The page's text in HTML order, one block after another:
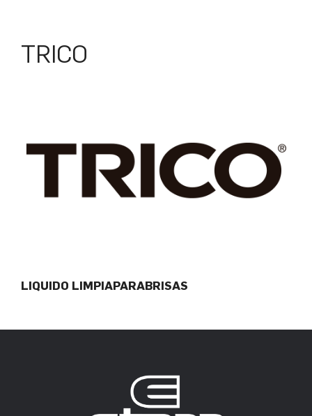
TRICO
LIQUIDO LIMPIAPARABRISAS